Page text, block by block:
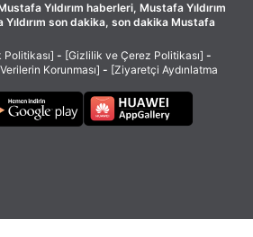
Yıldırım haberleri, Mustafa Yıldırım
son dakika, son dakika Mustafa
Politikası] - [Gizlilik ve Çerez Politikası] -
Korunması] - [Ziyaretçi Aydınlatma